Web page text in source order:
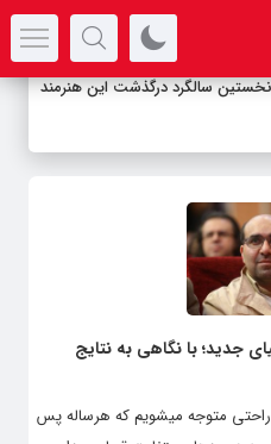
سالگرد درگذشت این هنرمند
جدید؛ با نگاهی به نتایج
متوجه می­شویم که هرساله پس